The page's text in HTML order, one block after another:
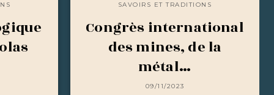
SAVOIRS ET TRADITIONS
Congrès international
des mines, de la
métal…
09/11/2023